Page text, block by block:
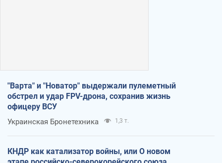
"Варта" и "Новатор" выдержали пулеметный
обстрел и удар FPV-дрона, сохранив жизнь
офицеру ВСУ
Украинская Бронетехника 1,3 т.
КНДР как катализатор войны, или О новом